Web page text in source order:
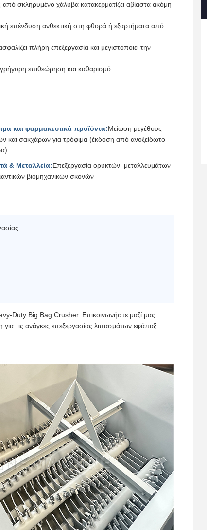
σκληρυμένο χάλυβα κατακερματίζει αβίαστα ακόμη
επένδυση ανθεκτική στη φθορά ή εξαρτήματα από
πλήρη επεξεργασία και μεγιστοποιεί την
επιθεώρηση και καθαρισμό.
και φαρμακευτικά προϊόντα:Μείωση μεγέθους
και σακχάρων για τρόφιμα (έκδοση από ανοξείδωτο
& Μεταλλεία:Επεξεργασία ορυκτών, μεταλλευμάτων
βιομηχανικών σκονών
Duty Big Bag Crusher. Επικοινωνήστε μαζί μας
τις ανάγκες επεξεργασίας λιπασμάτων εφάπαξ.